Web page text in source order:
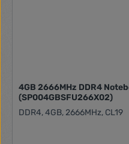
4GB 2666MHz DDR4
(SP004GBSFU266X02)
DDR4, 4GB, 2666MHz, CL19